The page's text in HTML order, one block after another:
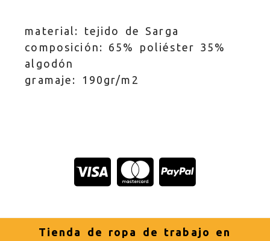
material: tejido de Sarga
composición: 65% poliéster 35%
algodón
gramaje: 190gr/m2
Tienda de ropa de trabajo en